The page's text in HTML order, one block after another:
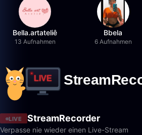
Bella.artateliê
13 Aufnahmen
Bbela
6 Aufnahmen
LIVE StreamRecorder
Verpasse nie wieder einen Live-Stream